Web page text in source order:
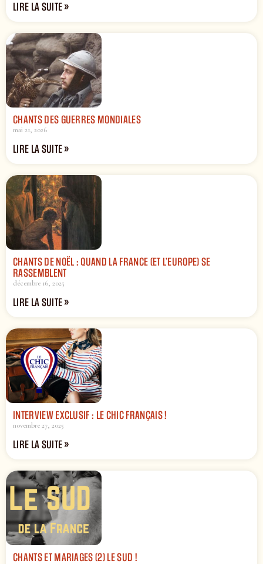
LIRE LA SUITE »
CHANTS DES GUERRES MONDIALES
mai 21, 2026
LIRE LA SUITE »
CHANTS DE NOËL : QUAND LA FRANCE (ET L’EUROPE) SE
RASSEMBLENT
décembre 16, 2025
LIRE LA SUITE »
INTERVIEW EXCLUSIF : LE CHIC FRANÇAIS !
novembre 27, 2025
LIRE LA SUITE »
CHANTS ET MARIAGES (2) LE SUD !